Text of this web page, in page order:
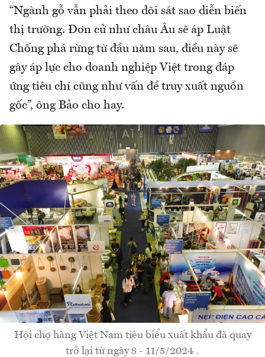
“Ngành gỗ vẫn phải theo dõi sát sao diễn biến
thị trường. Đơn cử như châu Âu sẽ áp Luật
Chống phá rừng từ đầu năm sau, điều này sẽ
gây áp lực cho doanh nghiệp Việt trong đáp
ứng tiêu chí cũng như vấn đề truy xuất nguồn
gốc”, ông Bảo cho hay.
Hội chợ hàng Việt Nam tiêu biểu xuất khẩu đã quay
trở lại từ ngày 8 - 11/5/2024 .